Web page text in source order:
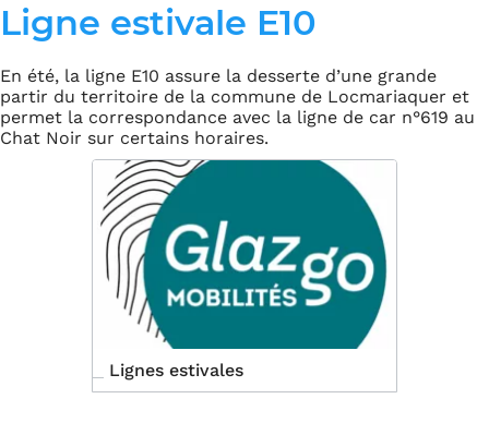
Ligne estivale E10
En été, la ligne E10 assure la desserte d’une grande
partir du territoire de la commune de Locmariaquer et
permet la correspondance avec la ligne de car n°619 au
Chat Noir sur certains horaires.
Lignes estivales